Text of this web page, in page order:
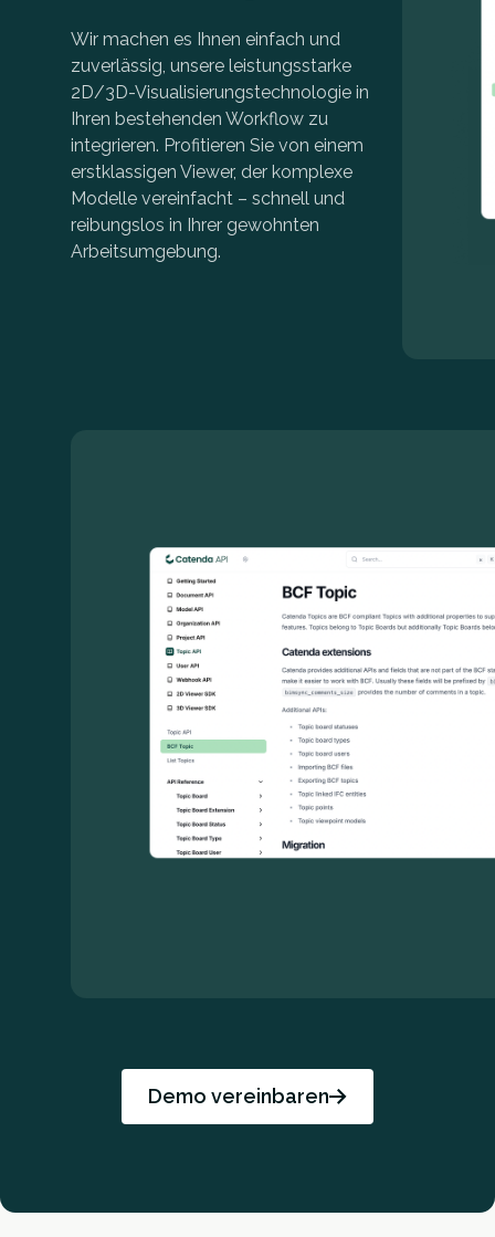
Wir machen es Ihnen einfach und
zuverlässig, unsere leistungsstarke
2D/3D-Visualisierungstechnologie in
Ihren bestehenden Workflow zu
integrieren. Profitieren Sie von einem
erstklassigen Viewer, der komplexe
Modelle vereinfacht – schnell und
reibungslos in Ihrer gewohnten
Arbeitsumgebung.
Demo vereinbaren